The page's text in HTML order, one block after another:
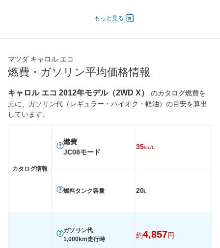
38.00 [52]/ 5,500 38.00 [52]/ 5,500
タイヤ
前輪サイズ 145/80R13 75S 145/80R13 75S
後輪サイズ 145/80R13 75S 145/80R13 75S 145/
燃費
WLTC
-
-
もっと見る
マツダ キャロル エコ
燃費・ガソリン平均価格情報
キャロル エコ 2012年モデル（2WD X）
のカタログ燃費を
元に、ガソリン代（レギュラー・ハイオク・軽油）の目安を算出
しています。
カタログ情報
燃費
JC08モード
35km/L
燃料タンク容量 20L
ガソリン代
1,000km走行時
約4,857円